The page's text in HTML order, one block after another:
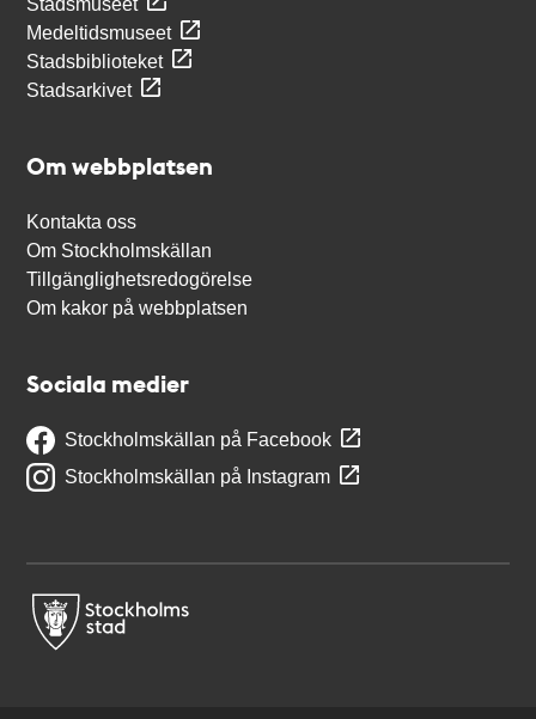
Stadsmuseet
Medeltidsmuseet
Stadsbiblioteket
Stadsarkivet
Om webbplatsen
Kontakta oss
Om Stockholmskällan
Tillgänglighetsredogörelse
Om kakor på webbplatsen
Sociala medier
Stockholmskällan på Facebook
Stockholmskällan på Instagram